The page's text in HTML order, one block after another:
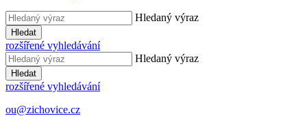
Hledaný výraz
Hledat
rozšířené vyhledávání
Hledaný výraz
Hledat
rozšířené vyhledávání
ou@zichovice.cz